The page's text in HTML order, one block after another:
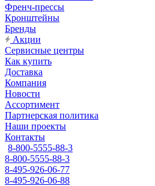
Френч-прессы
Кронштейны
Бренды
Акции
Сервисные центры
Как купить
Доставка
Компания
Новости
Ассортимент
Партнерская политика
Наши проекты
Контакты
8-800-5555-88-3
8-800-5555-88-3
8-495-926-06-77
8-495-926-06-88